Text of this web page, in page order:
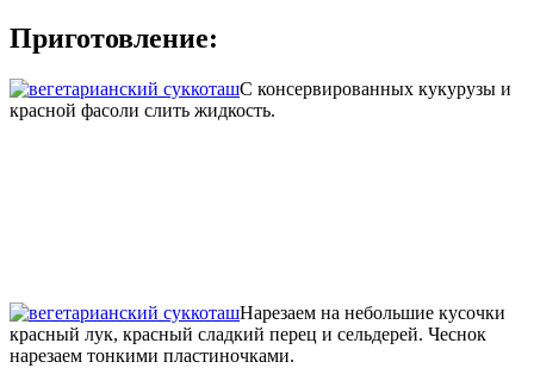
Приготовление:
С консервированных кукурузы и
красной фасоли слить жидкость.
Нарезаем на небольшие кусочки
красный лук, красный сладкий перец и сельдерей. Чеснок
нарезаем тонкими пластиночками.